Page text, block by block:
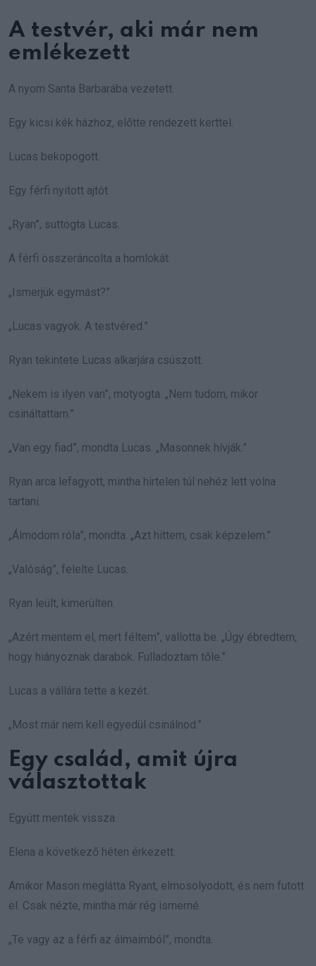
A testvér, aki már nem
emlékezett
A nyom Santa Barbarába vezetett.
Egy kicsi kék házhoz, előtte rendezett kerttel.
Lucas bekopogott.
Egy férfi nyitott ajtót.
„Ryan”, suttogta Lucas.
A férfi összeráncolta a homlokát.
„Ismerjük egymást?”
„Lucas vagyok. A testvéred.”
Ryan tekintete Lucas alkarjára csúszott.
„Nekem is ilyen van”, motyogta. „Nem tudom, mikor
csináltattam.”
„Van egy fiad”, mondta Lucas. „Masonnek hívják.”
Ryan arca lefagyott, mintha hirtelen túl nehéz lett volna
tartani.
„Álmodom róla”, mondta. „Azt hittem, csak képzelem.”
„Valóság”, felelte Lucas.
Ryan leült, kimerülten.
„Azért mentem el, mert féltem”, vallotta be. „Úgy ébredtem,
hogy hiányoznak darabok. Fulladoztam tőle.”
Lucas a vállára tette a kezét.
„Most már nem kell egyedül csinálnod.”
Egy család, amit újra
választottak
Együtt mentek vissza.
Elena a következő héten érkezett.
Amikor Mason meglátta Ryant, elmosolyodott, és nem futott
el. Csak nézte, mintha már rég ismerné.
„Te vagy az a férfi az álmaimból”, mondta.